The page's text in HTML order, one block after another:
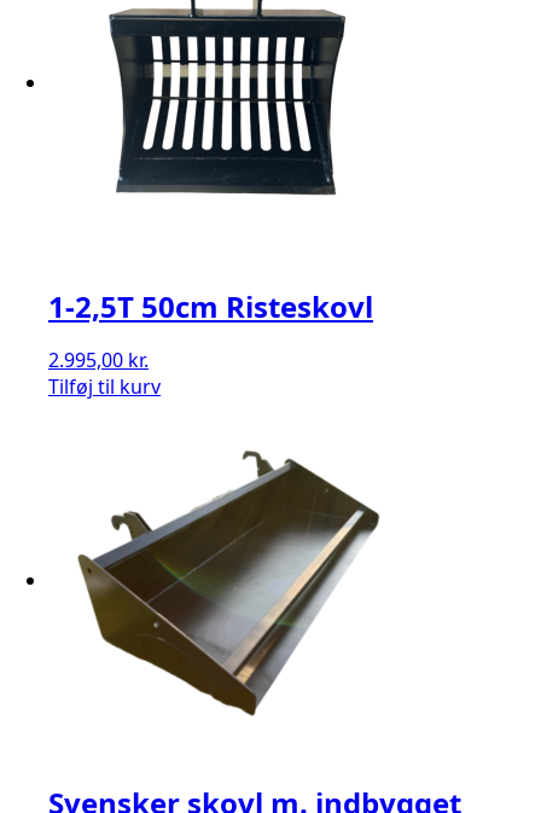
1-2,5T 50cm Risteskovl
2.995,00 kr.
Tilføj til kurv
Svensker skovl m. indbygget